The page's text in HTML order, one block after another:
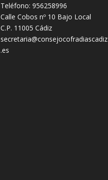
Teléfono: 956258996
Calle Cobos nº 10 Bajo Local
C.P. 11005 Cádiz
secretaria@consejocofradiascadiz
.es